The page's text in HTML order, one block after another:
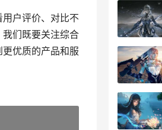
户评价、对比不
们既要关注综合
优质的产品和服